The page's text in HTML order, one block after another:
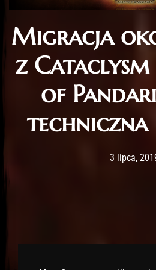
Migracja
z
of
techniczna
Post has
3 lipca,